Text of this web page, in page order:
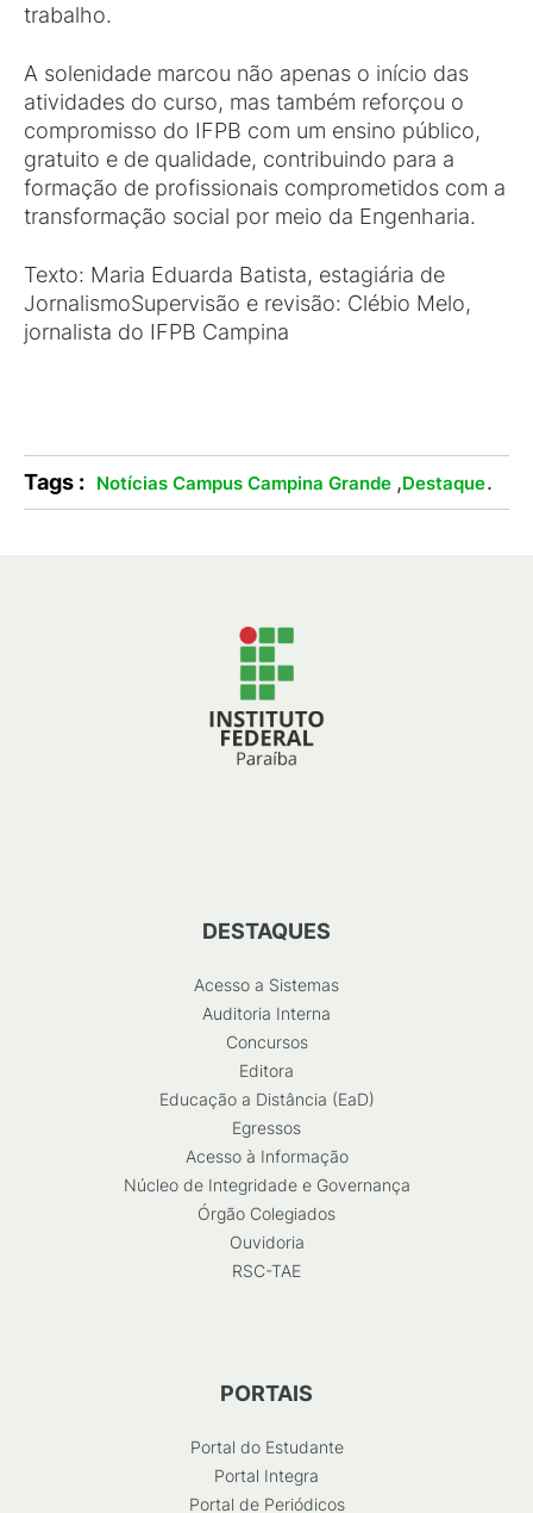
trabalho.
A solenidade marcou não apenas o início das
atividades do curso, mas também reforçou o
compromisso do IFPB com um ensino público,
gratuito e de qualidade, contribuindo para a
formação de profissionais comprometidos com a
transformação social por meio da Engenharia.
Texto: Maria Eduarda Batista, estagiária de
JornalismoSupervisão e revisão: Clébio Melo,
jornalista do IFPB Campina
Tags : Notícias Campus Campina Grande ,Destaque.
DESTAQUES
Acesso a Sistemas
Auditoria Interna
Concursos
Editora
Educação a Distância (EaD)
Egressos
Acesso à Informação
Núcleo de Integridade e Governança
Órgão Colegiados
Ouvidoria
RSC-TAE
PORTAIS
Portal do Estudante
Portal Integra
Portal de Periódicos